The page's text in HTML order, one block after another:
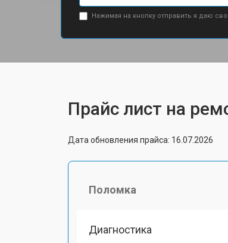
Нажимая на кнопку отправить я даю
Прайс лист на
Дата обновления прайса: 16.07.2026
Поломка
Диагностика